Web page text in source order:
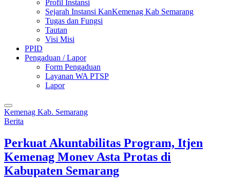
Profil Instansi
Sejarah Instansi KanKemenag Kab Semarang
Tugas dan Fungsi
Tautan
Visi Misi
PPID
Pengaduan / Lapor
Form Pengaduan
Layanan WA PTSP
Lapor
Kemenag Kab. Semarang
Berita
Perkuat Akuntabilitas Program, Itjen
Kemenag Monev Asta Protas di
Kabupaten Semarang